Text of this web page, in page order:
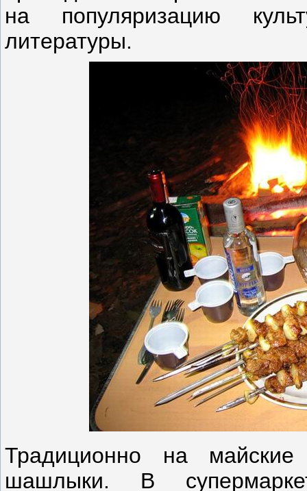
на популяризацию
литературы.
Традиционно на
шашлыки. В